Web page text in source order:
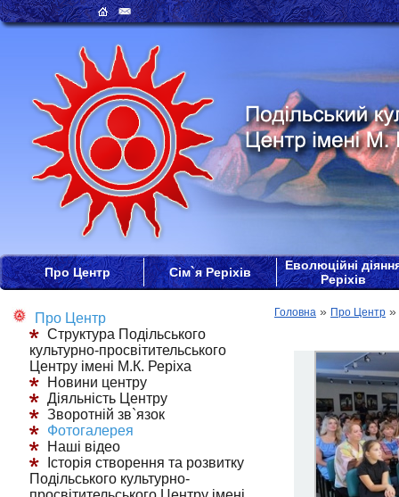
Про Центр Сім`я Реріхів
Еволюційні
Реріхів
Про Центр
Структура Подільського
культурно-просвітительського
Центру імені М.К. Реріха
Новини центру
Діяльність Центру
Зворотній зв`язок
Фотогалерея
Наші відео
Історія створення та розвитку
Подільського культурно-
Головна » Про Центр »